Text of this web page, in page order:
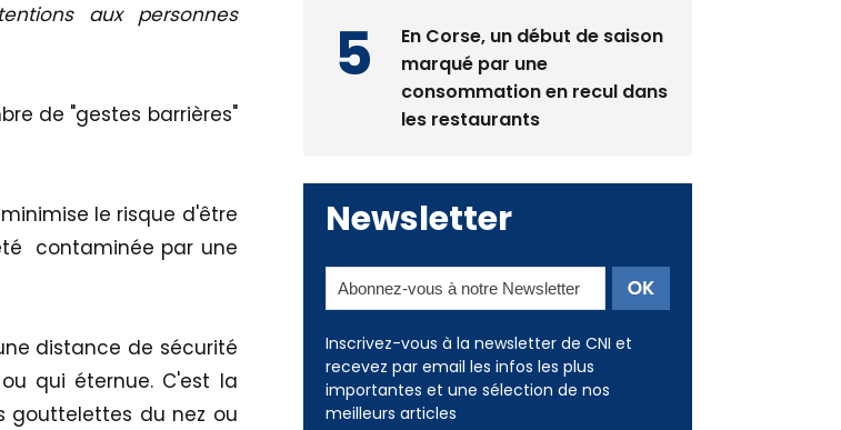
aux personnes
de "gestes barrières"
minimise le risque d'être
contaminée par une
distance de sécurité
qui éternue. C'est la
gouttelettes du nez ou
En Corse, un début de saison
marqué par une
consommation en recul dans
les restaurants
Newsletter
Inscrivez-vous à la newsletter de CNI et
recevez par email les infos les plus
importantes et une sélection de nos
meilleurs articles